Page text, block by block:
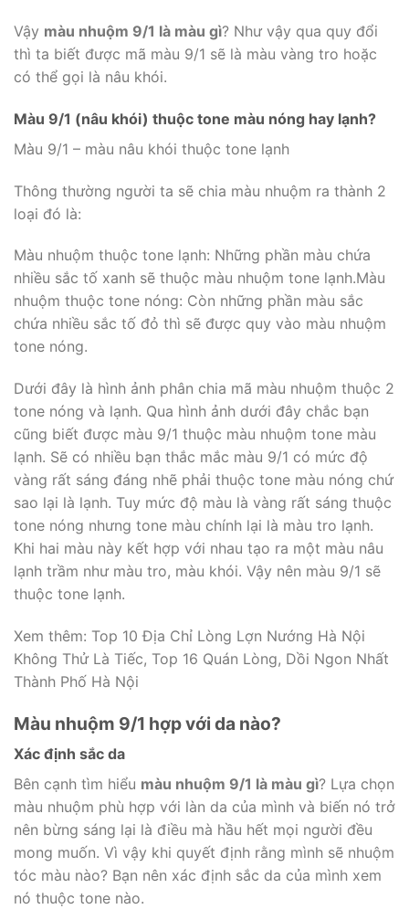
Vậy màu nhuộm 9/1 là màu gì? Như vậy qua quy đổi
thì ta biết được mã màu 9/1 sẽ là màu vàng tro hoặc
có thể gọi là nâu khói.
Màu 9/1 (nâu khói) thuộc tone màu nóng hay lạnh?
Màu 9/1 – màu nâu khói thuộc tone lạnh
Thông thường người ta sẽ chia màu nhuộm ra thành 2
loại đó là:
Màu nhuộm thuộc tone lạnh: Những phần màu chứa
nhiều sắc tố xanh sẽ thuộc màu nhuộm tone lạnh.Màu
nhuộm thuộc tone nóng: Còn những phần màu sắc
chứa nhiều sắc tố đỏ thì sẽ được quy vào màu nhuộm
tone nóng.
Dưới đây là hình ảnh phân chia mã màu nhuộm thuộc 2
tone nóng và lạnh. Qua hình ảnh dưới đây chắc bạn
cũng biết được màu 9/1 thuộc màu nhuộm tone màu
lạnh. Sẽ có nhiều bạn thắc mắc màu 9/1 có mức độ
vàng rất sáng đáng nhẽ phải thuộc tone màu nóng chứ
sao lại là lạnh. Tuy mức độ màu là vàng rất sáng thuộc
tone nóng nhưng tone màu chính lại là màu tro lạnh.
Khi hai màu này kết hợp với nhau tạo ra một màu nâu
lạnh trầm như màu tro, màu khói. Vậy nên màu 9/1 sẽ
thuộc tone lạnh.
Xem thêm: Top 10 Địa Chỉ Lòng Lợn Nướng Hà Nội
Không Thử Là Tiếc, Top 16 Quán Lòng, Dồi Ngon Nhất
Thành Phố Hà Nội
Màu nhuộm 9/1 hợp với da nào?
Xác định sắc da
Bên cạnh tìm hiểu màu nhuộm 9/1 là màu gì? Lựa chọn
màu nhuộm phù hợp với làn da của mình và biến nó trở
nên bừng sáng lại là điều mà hầu hết mọi người đều
mong muốn. Vì vậy khi quyết định rằng mình sẽ nhuộm
tóc màu nào? Bạn nên xác định sắc da của mình xem
nó thuộc tone nào.